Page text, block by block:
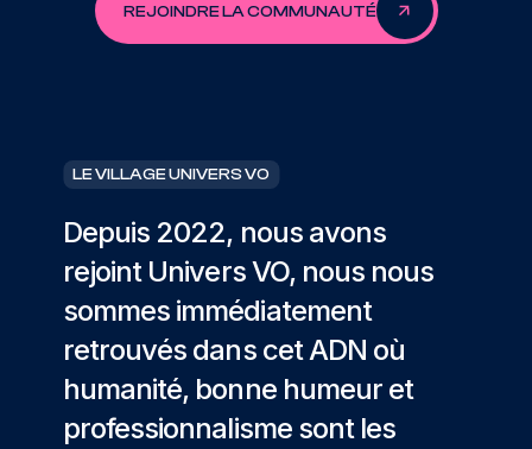
REJOINDRE LA COMMUNAUTÉ
LE VILLAGE UNIVERS VO
Depuis 2022, nous avons
rejoint Univers VO, nous nous
sommes immédiatement
retrouvés dans cet ADN où
humanité, bonne humeur et
professionnalisme sont les